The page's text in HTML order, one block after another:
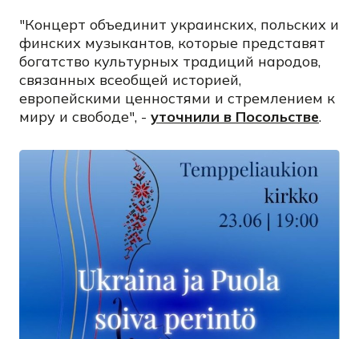
"Концерт объединит украинских, польских и
финских музыкантов, которые представят
богатство культурных традиций народов,
связанных всеобщей историей,
европейскими ценностями и стремлением к
миру и свободе", - уточнили в Посольстве.